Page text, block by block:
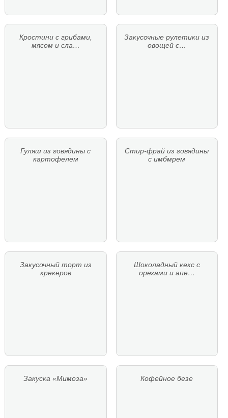
Кростини с грибами,
мясом и сла…
Закусочные рулетики из
овощей с…
Гуляш из говядины с
картофелем
Стир-фрай из говядины
с имбмрем
Закусочный торт из
крекеров
Шоколадный кекс с
орехами и апе…
Закуска «Мимоза» Кофейное безе